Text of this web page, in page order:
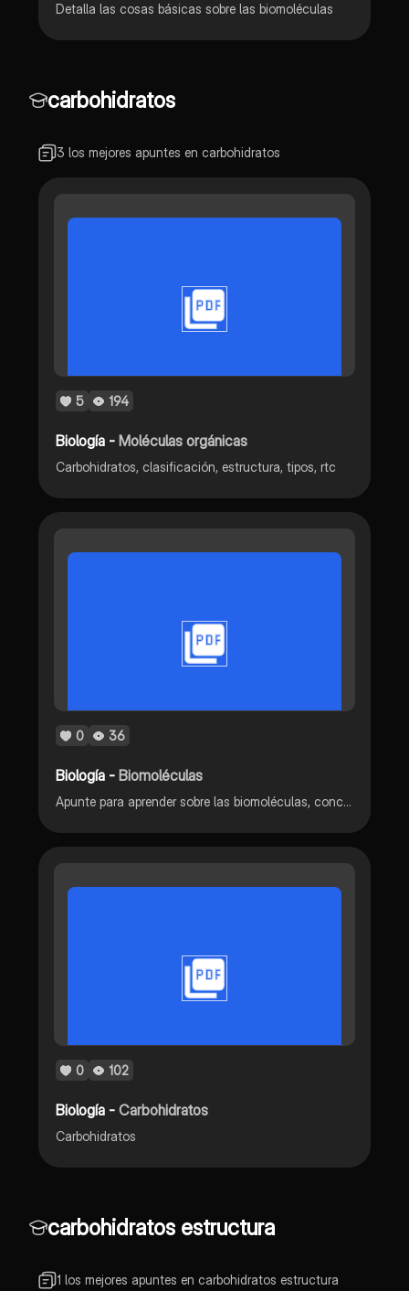
Detalla las cosas básicas sobre las biomoléculas
carbohidratos
3 los mejores apuntes en carbohidratos
5 194
Biología -Moléculas orgánicas
Carbohidratos, clasificación, estructura, tipos, rtc
0 36
Biología -Biomoléculas
Apunte para aprender sobre las biomoléculas, conceptos básicos de carbohidratos, glucosa , fructosa , disacaridos y polisacáridos
0 102
Biología -Carbohidratos
Carbohidratos
carbohidratos estructura
1 los mejores apuntes en carbohidratos estructura